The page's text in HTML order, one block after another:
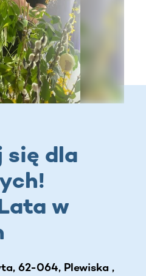
się dla
w
62-064, Plewiska ,